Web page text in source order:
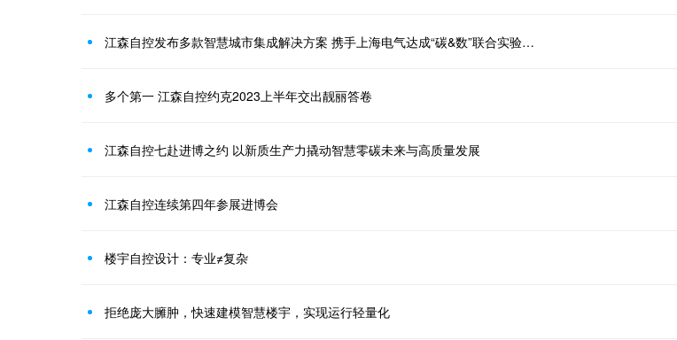
江森自控发布多款智慧城市集成解决方案 携手上海电气达成“碳&数”联合实验室战略合作协议
多个第一 江森自控约克2023上半年交出靓丽答卷
江森自控七赴进博之约 以新质生产力撬动智慧零碳未来与高质量发展
江森自控连续第四年参展进博会
楼宇自控设计：专业≠复杂
拒绝庞大臃肿，快速建模智慧楼宇，实现运行轻量化